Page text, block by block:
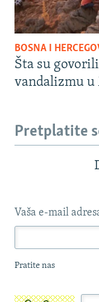
BOSNA I
Šta su
vandalizmu u
Pretplatite
Vaša e-mail
Pratite nas